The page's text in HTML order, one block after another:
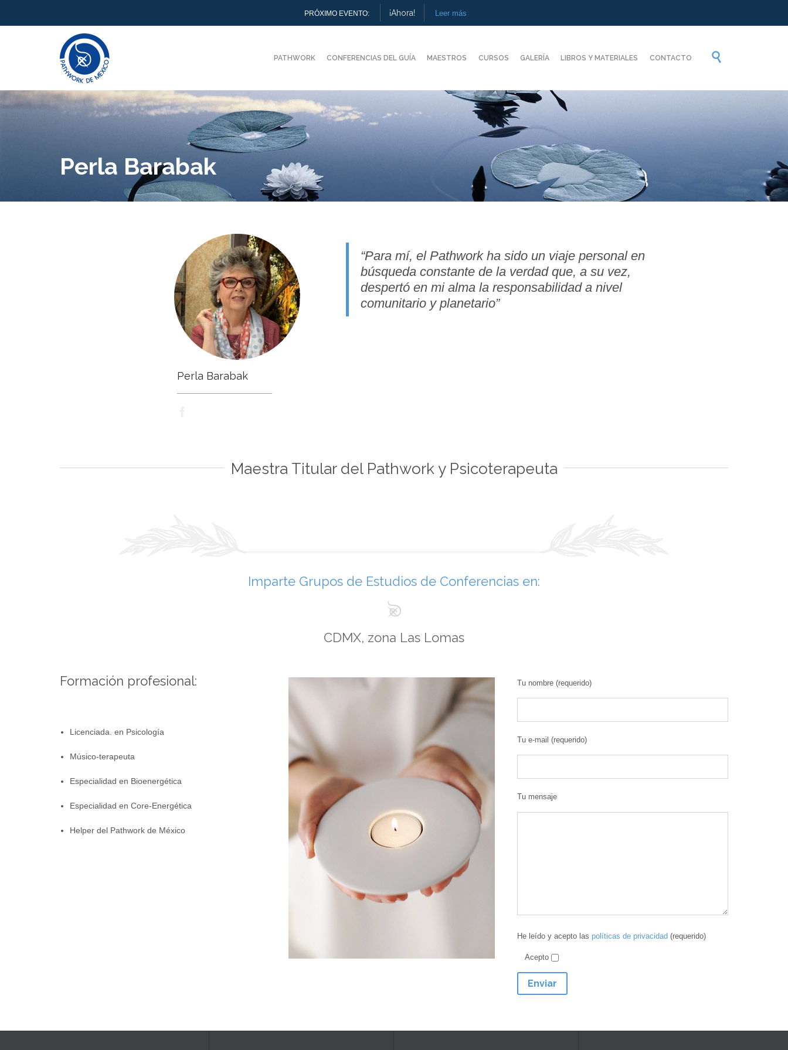
PRÓXIMO EVENTO: ¡Ahora! Leer más
PATHWORK CONFERENCIAS DEL GUÍA MAESTROS CURSOS GALERÍA LIBROS Y MATERIALES CONTACTO 
Perla Barabak
Perla Barabak
“Para mí, el Pathwork ha sido un viaje personal en
búsqueda constante de la verdad que, a su vez,
despertó en mi alma la responsabilidad a nivel
comunitario y planetario”
Maestra Titular del Pathwork y Psicoterapeuta
Imparte Grupos de Estudios de Conferencias en:
CDMX, zona Las Lomas
Formación profesional:
Licenciada. en Psicología
Músico-terapeuta
Especialidad en Bioenergética
Especialidad en Core-Energética
Helper del Pathwork de México
Tu nombre (requerido)
Tu e-mail (requerido)
Tu mensaje
He leído y acepto las políticas de privacidad (requerido)
Acepto